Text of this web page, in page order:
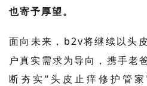
也寄予厚望。
面向 未来， b2v将继续以头
户真实需求为导向，携手老
断夯实“头皮止痒修护管家